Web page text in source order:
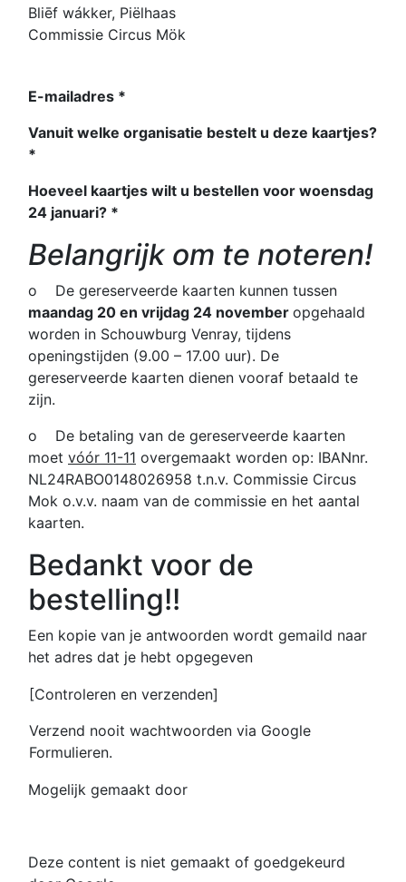
Bliēf wákker, Piëlhaas
Commissie Circus Mök
E-mailadres *
Vanuit welke organisatie bestelt u deze kaartjes?
*
Hoeveel kaartjes wilt u bestellen voor woensdag
24 januari? *
Belangrijk om te noteren!
o De gereserveerde kaarten kunnen tussen
maandag 20 en vrijdag 24 november opgehaald
worden in Schouwburg Venray, tijdens
openingstijden (9.00 – 17.00 uur). De
gereserveerde kaarten dienen vooraf betaald te
zijn.
o De betaling van de gereserveerde kaarten
moet vóór 11-11 overgemaakt worden op: IBANnr.
NL24RABO0148026958 t.n.v. Commissie Circus
Mok o.v.v. naam van de commissie en het aantal
kaarten.
Bedankt voor de
bestelling!!
Een kopie van je antwoorden wordt gemaild naar
het adres dat je hebt opgegeven
[Controleren en verzenden]
Verzend nooit wachtwoorden via Google
Formulieren.
Mogelijk gemaakt door
Deze content is niet gemaakt of goedgekeurd